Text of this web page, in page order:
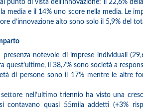
punto di vista dell’innovazione: il 22,6%
media e il 14% uno score nella media. Le
d’innovazione alto sono solo il 5,9% del
presenza notevole di imprese individuali
quest’ultime, il 38,7% sono società a
di persone sono il 17% mentre le altre
nell’ultimo triennio ha visto una
contavano quasi 55mila addetti (+3%